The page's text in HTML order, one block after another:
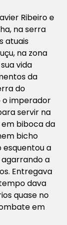
Ribeiro e
na serra
atuais
na zona
vida
da
do
o imperador
servir na
biboca da
bicho
a
agarrando a
Entregava
dava
quase no
em